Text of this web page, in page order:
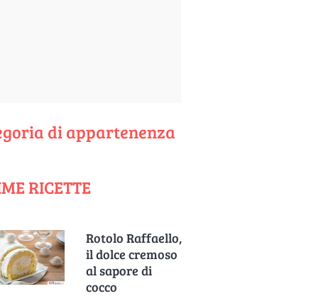
di appartenenza
RICETTE
Rotolo Raffaello,
il dolce cremoso
al sapore di
cocco